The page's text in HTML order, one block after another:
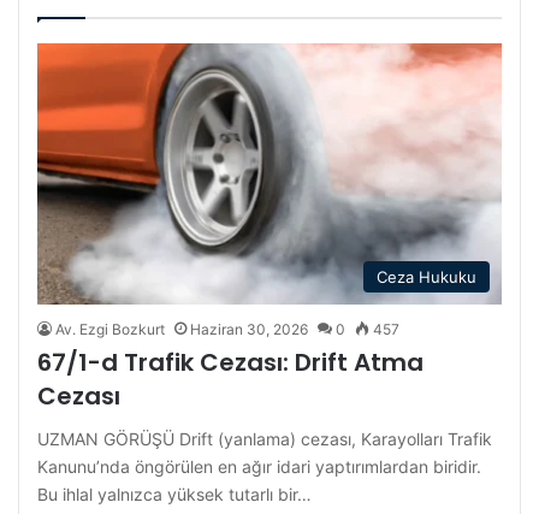
Ceza Hukuku
Av. Ezgi Bozkurt Haziran 30, 2026 0 457
67/1-d Trafik Cezası: Drift Atma
Cezası
UZMAN GÖRÜŞÜ Drift (yanlama) cezası, Karayolları Trafik
Kanunu’nda öngörülen en ağır idari yaptırımlardan biridir.
Bu ihlal yalnızca yüksek tutarlı bir…